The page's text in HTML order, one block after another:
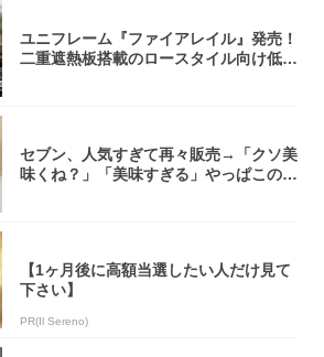
ユニフレーム『ファイアレイル』発売！
二重遮熱板搭載のロースタイル向け低型
セブン、人気すぎて再々販売→「クソ美
味くね？」「美味すぎる」やっぱこのク
【1ヶ月後に高額当選したい人だけ見て
下さい】
PR(Il Sereno)